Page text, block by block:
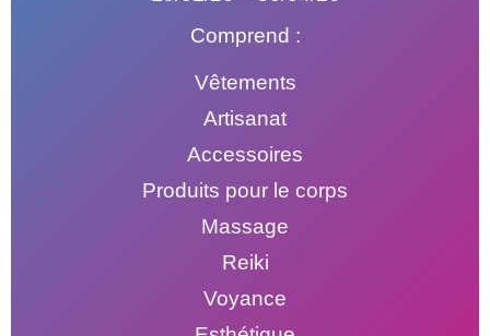
Comprend :
Vêtements
Artisanat
Accessoires
Produits pour le corps
Massage
Reiki
Voyance